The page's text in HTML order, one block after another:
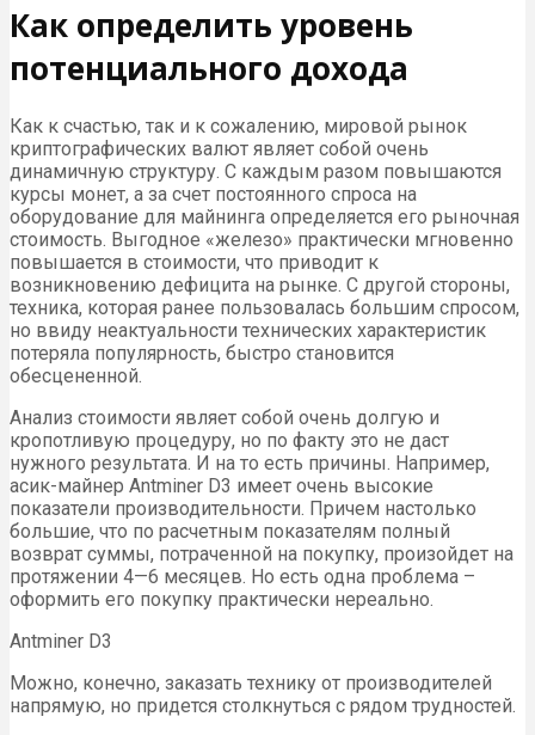
Как определить уровень
потенциального дохода
Как к счастью, так и к сожалению, мировой рынок
криптографических валют являет собой очень
динамичную структуру. С каждым разом повышаются
курсы монет, а за счет постоянного спроса на
оборудование для майнинга определяется его рыночная
стоимость. Выгодное «железо» практически мгновенно
повышается в стоимости, что приводит к
возникновению дефицита на рынке. С другой стороны,
техника, которая ранее пользовалась большим спросом,
но ввиду неактуальности технических характеристик
потеряла популярность, быстро становится
обесцененной.
Анализ стоимости являет собой очень долгую и
кропотливую процедуру, но по факту это не даст
нужного результата. И на то есть причины. Например,
асик-майнер Antminer D3 имеет очень высокие
показатели производительности. Причем настолько
большие, что по расчетным показателям полный
возврат суммы, потраченной на покупку, произойдет на
протяжении 4—6 месяцев. Но есть одна проблема –
оформить его покупку практически нереально.
Antminer D3
Можно, конечно, заказать технику от производителей
напрямую, но придется столкнуться с рядом трудностей.